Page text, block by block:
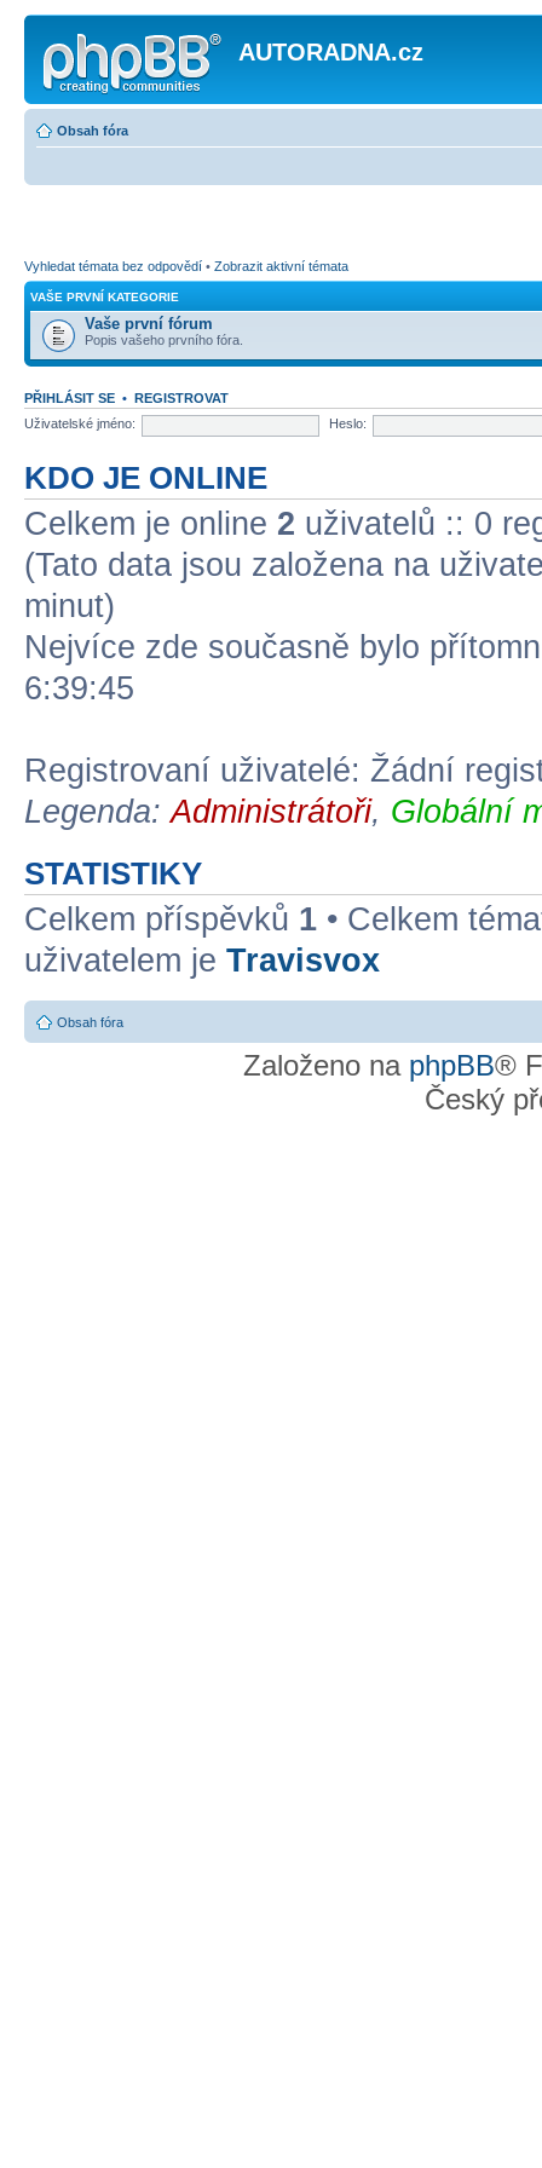
AUTORADNA.cz
Obsah fóra
Vyhledat témata bez odpovědí • Zobrazit aktivní témata
VAŠE PRVNÍ KATEGORIE
Vaše první fórum
Popis vašeho prvního fóra.
PŘIHLÁSIT SE • REGISTROVAT
Uživatelské jméno:
Heslo:
KDO JE ONLINE
Celkem je online 2 uživatelů :: 0
(Tato data jsou založena na
minut)
Nejvíce zde současně bylo
6:39:45
Registrovaní uživatelé: Žádní
Legenda:Administrátoři, Globální
STATISTIKY
Celkem příspěvků 1 • Celkem
uživatelem je Travisvox
Obsah fóra
Založeno na phpBB®
Český